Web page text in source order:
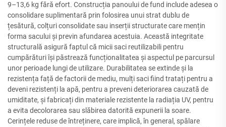
9–13,6 kg fără efort. Construcția panoului de fund include adesea o
consolidare suplimentară prin folosirea unui strat dublu de
țesătură, colțuri consolidate sau inserții structurate care mențin
forma sacului și previn afundarea acestuia. Această integritate
structurală asigură faptul că micii saci reutilizabili pentru
cumpărături își păstrează funcționalitatea și aspectul pe parcursul
unor perioade lungi de utilizare. Durabilitatea se extinde și la
rezistența față de factorii de mediu, mulți saci fiind tratați pentru a
deveni rezistenți la apă, pentru a preveni deteriorarea cauzată de
umiditate, și fabricați din materiale rezistente la radiația UV, pentru
a evita decolorarea sau slăbirea datorită expunerii la soare.
Cerințele reduse de întreținere, care implică, în general, spălare